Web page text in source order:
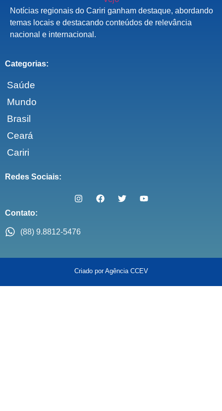
Notícias regionais do Cariri ganham destaque, abordando
temas locais e destacando conteúdos de relevância
nacional e internacional.
Categorias:
Saúde
Mundo
Brasil
Ceará
Cariri
Redes Sociais:
Contato:
(88) 9.8812-5476
Criado por Agência CCEV